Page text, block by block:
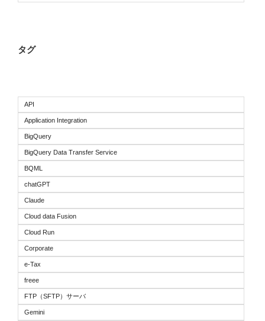
タグ
API
Application Integration
BigQuery
BigQuery Data Transfer Service
BQML
chatGPT
Claude
Cloud data Fusion
Cloud Run
Corporate
e-Tax
freee
FTP（SFTP）サーバ
Gemini